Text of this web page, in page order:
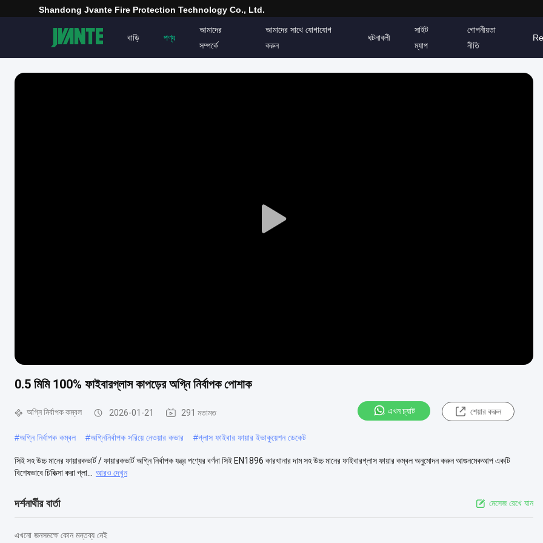
Shandong Jvante Fire Protection Technology Co., Ltd.
বাড়ি পণ্য
আমাদের
সম্পর্কে
আমাদের সাথে যোগাযোগ
করুন
ঘটনাবলী
সাইট
ম্যাপ
গোপনীয়তা
নীতি
Play
0.5 মিমি 100% ফাইবারগ্লাস কাপড়ের অগ্নি নির্বাপক পোশাক
অগ্নি নির্বাপক কম্বল 2026-01-21 291 মতামত এখন চ্যাট শেয়ার করুন
#অগ্নি নির্বাপক কম্বল #অগ্নিনির্বাপক সরিয়ে নেওয়ার কভার #গ্লাস ফাইবার ফায়ার ইভাকুয়েশন ডেকেট
সিই সহ উচ্চ মানের ফায়ারকভার্ট / ফায়ারকভার্ট অগ্নি নির্বাপক যন্ত্র পণ্যের বর্ণনা সিই EN1896 কারখানার দাম সহ উচ্চ মানের ফাইবারগ্লাস ফায়ার কম্বল অনুমোদন করুন আগুনমেকআপ একটি
বিশেষভাবে চিকিত্সা করা গ্লা...
আরও দেখুন
দর্শনার্থীর বার্তা মেসেজ রেখে যান
এখনো জনসমক্ষে কোন মন্তব্য নেই